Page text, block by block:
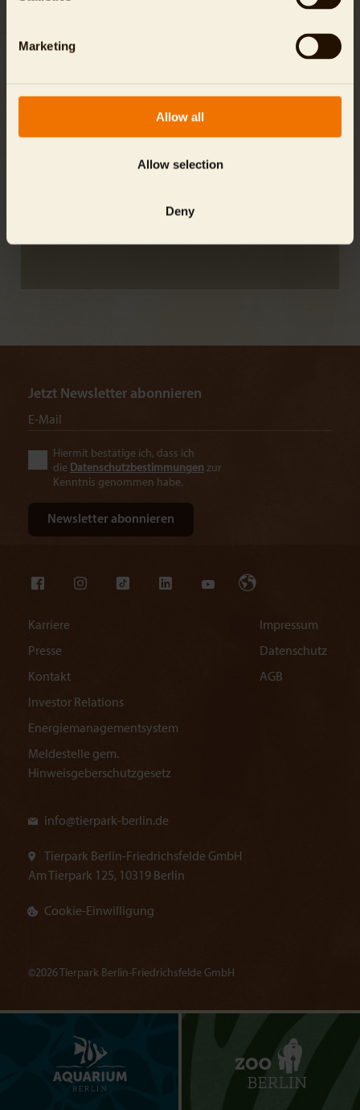
Marketing
Allow all
Allow selection
Deny
Bitte melden Sie sich direkt über den Malteser
Witterung angepasst und pro Tour nehmen 5
Führung und Verpflegung wird um eine
Karriere
Presse
Kontakt
Investor Relations
Energiemanagementsystem
Meldestelle gem.
Hinweisgeberschutzgesetz
Impressum
Datenschutz
AGB
info@tierpark-berlin.de
Tierpark Berlin-Friedrichsfelde GmbH
Am Tierpark 125, 10319 Berlin
Cookie-Einwilligung
Jetzt Newsletter abonnieren
Hiermit bestätige ich, dass ich
die Datenschutzbestimmungen zur
Kenntnis genommen habe.
©2026 Tierpark Berlin-Friedrichsfelde GmbH